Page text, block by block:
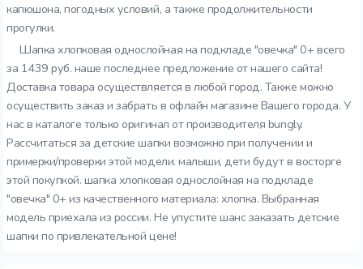
капюшона, погодных условий, а также продолжительности
прогулки.
Шапка хлопковая однослойная на подкладе "овечка" 0+ всего
за 1439 руб. наше последнее предложение от нашего сайта!
Доставка товара осуществляется в любой город. Также можно
осуществить заказ и забрать в офлайн магазине Вашего города. У
нас в каталоге только оригинал от производителя bungly.
Рассчитаться за детские шапки возможно при получении и
примерки/проверки этой модели. малыши, дети будут в восторге
этой покупкой. шапка хлопковая однослойная на подкладе
"овечка" 0+ из качественного материала: хлопка. Выбранная
модель приехала из россии. Не упустите шанс заказать детские
шапки по привлекательной цене!